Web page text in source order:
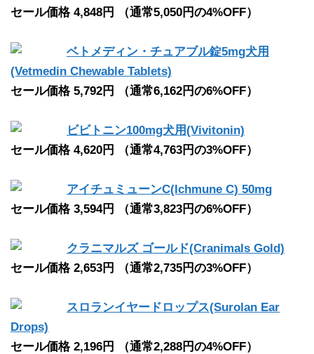
セール価格 4,848円 （通常5,050円の4%OFF）
ベトメディン・チュアブル錠5mg犬用
(Vetmedin Chewable Tablets)
セール価格 5,792円 （通常6,162円の6%OFF）
ビビトニン100mg犬用(Vivitonin)
セール価格 4,620円 （通常4,763円の3%OFF）
アイチュミューンC(Ichmune C) 50mg
セール価格 3,594円 （通常3,823円の6%OFF）
クラニマルズ ゴールド(Cranimals Gold)
セール価格 2,653円 （通常2,735円の3%OFF）
スロランイヤードロップス(Surolan Ear
Drops)
セール価格 2,196円 （通常2,288円の4%OFF）